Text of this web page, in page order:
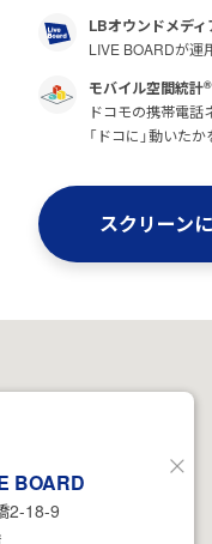
LBオウンドメディ
LIVE BOARDが運
モバイル空間統計®
ドコモの携帯電話
「ドコに」動いた
スクリーン
BOARD
2-18-9